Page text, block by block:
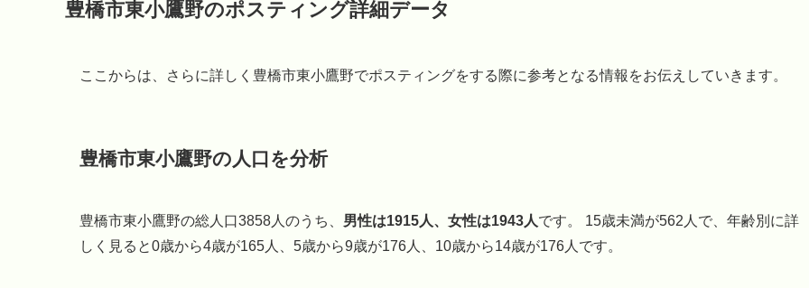
豊橋市東小鷹野のポスティング詳細データ
ここからは、さらに詳しく豊橋市東小鷹野でポスティングをする際に参考となる情報をお伝えしていきます。
豊橋市東小鷹野の人口を分析
豊橋市東小鷹野の総人口3858人のうち、 男性は1915人、女性は1943人です。 15歳未満が562人で、年齢別に詳
しく見ると0歳から4歳が165人、5歳から9歳が176人、10歳から14歳が176人です。